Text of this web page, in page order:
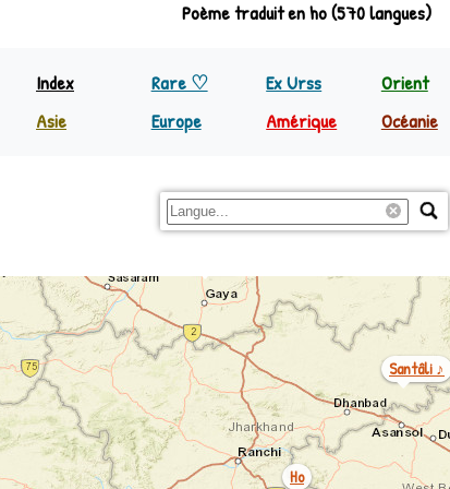
Index Rare ♡ Ex Urss
Orient
Asie
Europe
Amérique
Océanie
Santâli ♪
Ho
Poème traduit en ho (570 langues)